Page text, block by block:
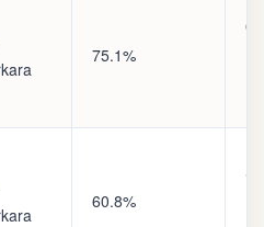
75.1%
60.8%